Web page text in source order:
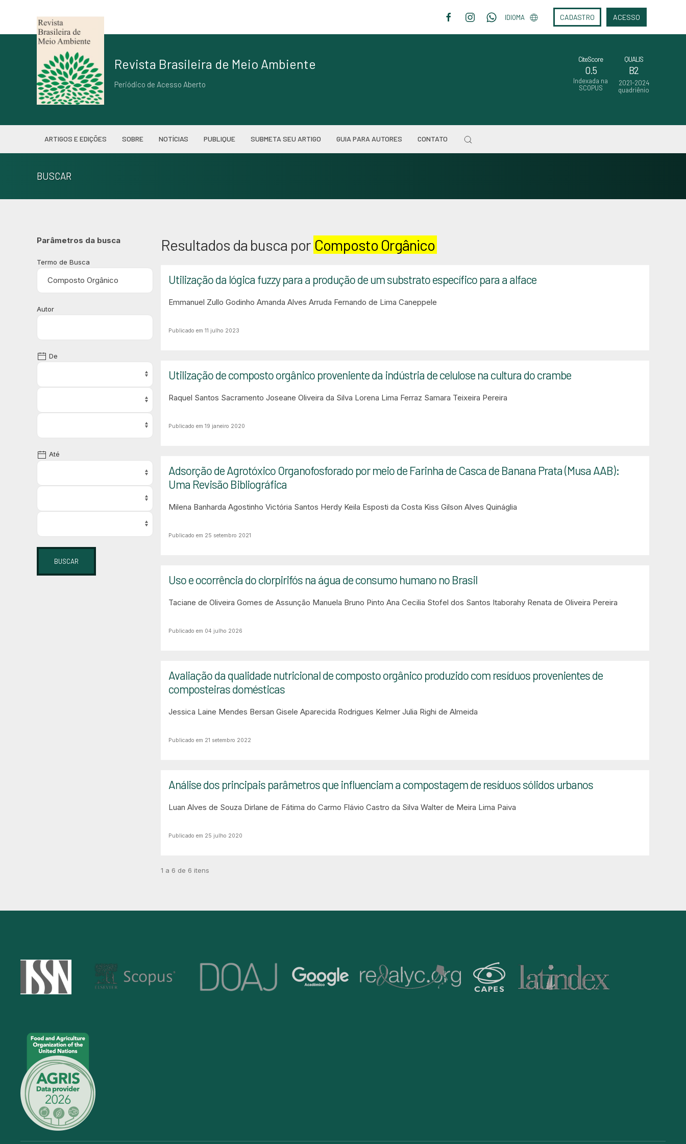
IDIOMA CADASTRO ACESSO
Revista Brasileira de Meio Ambiente
Periódico de Acesso Aberto
CiteScore
0.5
Indexada na
SCOPUS
QUALIS
B2
2021-2024
quadriênio
ARTIGOS E EDIÇÕES SOBRE NOTÍCIAS PUBLIQUE SUBMETA SEU ARTIGO GUIA PARA AUTORES CONTATO
BUSCAR
Parâmetros da busca
Termo de Busca
Autor
De
Até
BUSCAR
Resultados da busca por Composto Orgânico
Utilização da lógica fuzzy para a produção de um substrato específico para a alface
Emmanuel Zullo Godinho Amanda Alves Arruda Fernando de Lima Caneppele
Publicado em 11 julho 2023
Utilização de composto orgânico proveniente da indústria de celulose na cultura do crambe
Raquel Santos Sacramento Joseane Oliveira da Silva Lorena Lima Ferraz Samara Teixeira Pereira
Publicado em 19 janeiro 2020
Adsorção de Agrotóxico Organofosforado por meio de Farinha de Casca de Banana Prata (Musa AAB):
Uma Revisão Bibliográfica
Milena Banharda Agostinho Victória Santos Herdy Keila Esposti da Costa Kiss Gilson Alves Quináglia
Publicado em 25 setembro 2021
Uso e ocorrência do clorpirifós na água de consumo humano no Brasil
Taciane de Oliveira Gomes de Assunção Manuela Bruno Pinto Ana Cecilia Stofel dos Santos Itaborahy Renata de Oliveira Pereira
Publicado em 04 julho 2026
Avaliação da qualidade nutricional de composto orgânico produzido com resíduos provenientes de
composteiras domésticas
Jessica Laine Mendes Bersan Gisele Aparecida Rodrigues Kelmer Julia Righi de Almeida
Publicado em 21 setembro 2022
Análise dos principais parâmetros que influenciam a compostagem de resíduos sólidos urbanos
Luan Alves de Souza Dirlane de Fátima do Carmo Flávio Castro da Silva Walter de Meira Lima Paiva
Publicado em 25 julho 2020
1 a 6 de 6 itens